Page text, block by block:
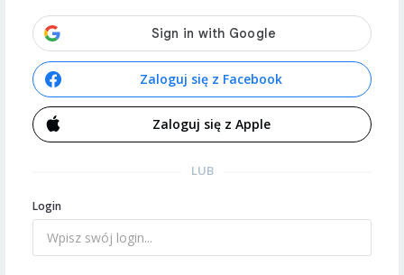
Zaloguj się z Facebook
Zaloguj się z Apple
LUB
Login